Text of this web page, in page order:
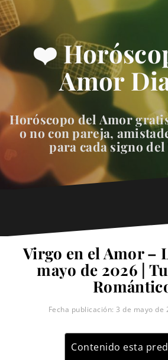
❤️
Amor
Horóscopo del Amor
o no con pareja,
para cada signo
Virgo en el Amor –
mayo de 2026 |
Fecha publicación:3 de mayo de
Contenido esta